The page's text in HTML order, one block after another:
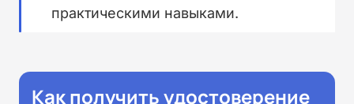
практическими навыками.
Как получить удостоверение